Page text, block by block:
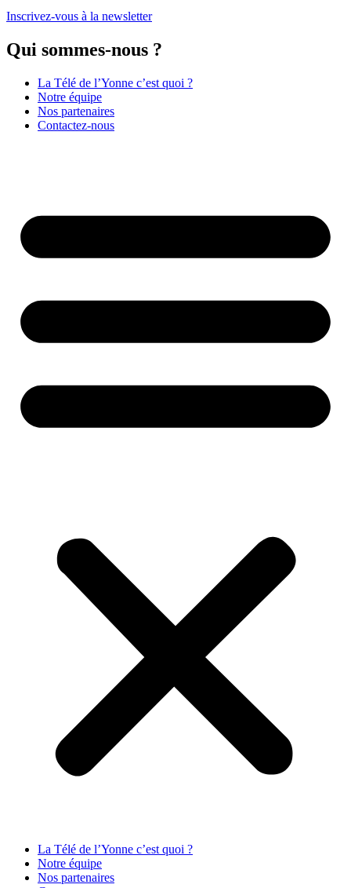
Inscrivez-vous à la newsletter
Qui sommes-nous ?
La Télé de l’Yonne c’est quoi ?
Notre équipe
Nos partenaires
Contactez-nous
La Télé de l’Yonne c’est quoi ?
Notre équipe
Nos partenaires